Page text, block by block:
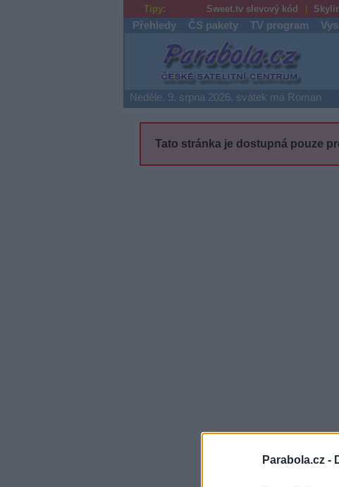
Parabola.cz -
Tipy: Sweet.tv slevový kód
Přehledy ČS pakety TV program
Parabola.cz
Neděle, 9. srpna 2026, svátek má Roman
Tato stránka je dostupná pouze